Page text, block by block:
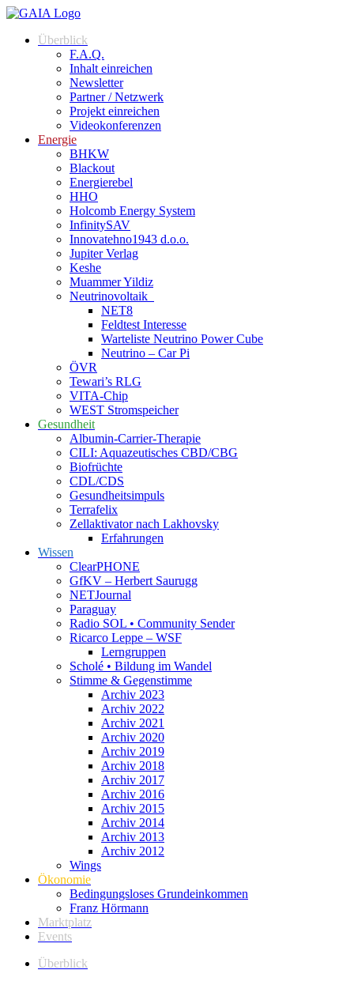
Überblick
F.A.Q.
Inhalt einreichen
Newsletter
Partner / Netzwerk
Projekt einreichen
Videokonferenzen
Energie
BHKW
Blackout
Energierebel
HHO
Holcomb Energy System
InfinitySAV
Innovatehno1943 d.o.o.
Jupiter Verlag
Keshe
Muammer Yildiz
Neutrinovoltaik
NET8
Feldtest Interesse
Warteliste Neutrino Power Cube
Neutrino – Car Pi
ÖVR
Tewari’s RLG
VITA-Chip
WEST Stromspeicher
Gesundheit
Albumin-Carrier-Therapie
CILI: Aquazeutisches CBD/CBG
Biofrüchte
CDL/CDS
Gesundheitsimpuls
Terrafelix
Zellaktivator nach Lakhovsky
Erfahrungen
Wissen
ClearPHONE
GfKV – Herbert Saurugg
NETJournal
Paraguay
Radio SOL • Community Sender
Ricarco Leppe – WSF
Lerngruppen
Scholé • Bildung im Wandel
Stimme & Gegenstimme
Archiv 2023
Archiv 2022
Archiv 2021
Archiv 2020
Archiv 2019
Archiv 2018
Archiv 2017
Archiv 2016
Archiv 2015
Archiv 2014
Archiv 2013
Archiv 2012
Wings
Ökonomie
Bedingungsloses Grundeinkommen
Franz Hörmann
Marktplatz
Events
Überblick